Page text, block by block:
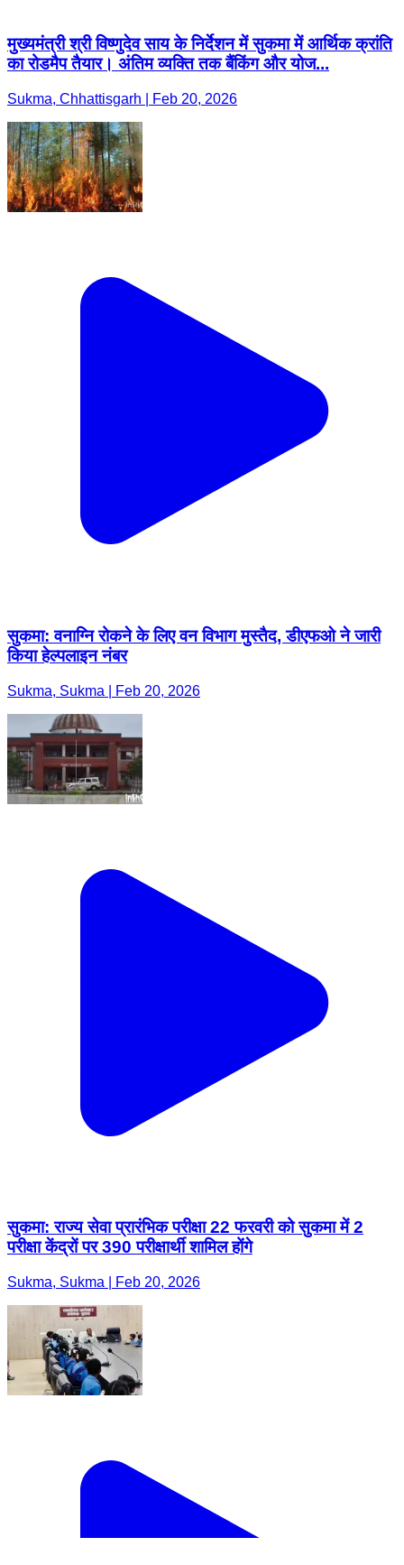
मुख्यमंत्री श्री विष्णुदेव साय के निर्देशन में सुकमा में आर्थिक क्रांति
का रोडमैप तैयार। अंतिम व्यक्ति तक बैंकिंग और योज...
Sukma, Chhattisgarh | Feb 20, 2026
सुकमा: वनाग्नि रोकने के लिए वन विभाग मुस्तैद, डीएफओ ने जारी
किया हेल्पलाइन नंबर
Sukma, Sukma | Feb 20, 2026
सुकमा: राज्य सेवा प्रारंभिक परीक्षा 22 फरवरी को सुकमा में 2
परीक्षा केंद्रों पर 390 परीक्षार्थी शामिल होंगे
Sukma, Sukma | Feb 20, 2026